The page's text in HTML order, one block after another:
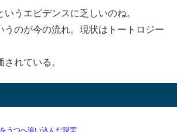
うエビデンスに乏しいのね。
うのが今の流れ。現状はトートロジー
れている。